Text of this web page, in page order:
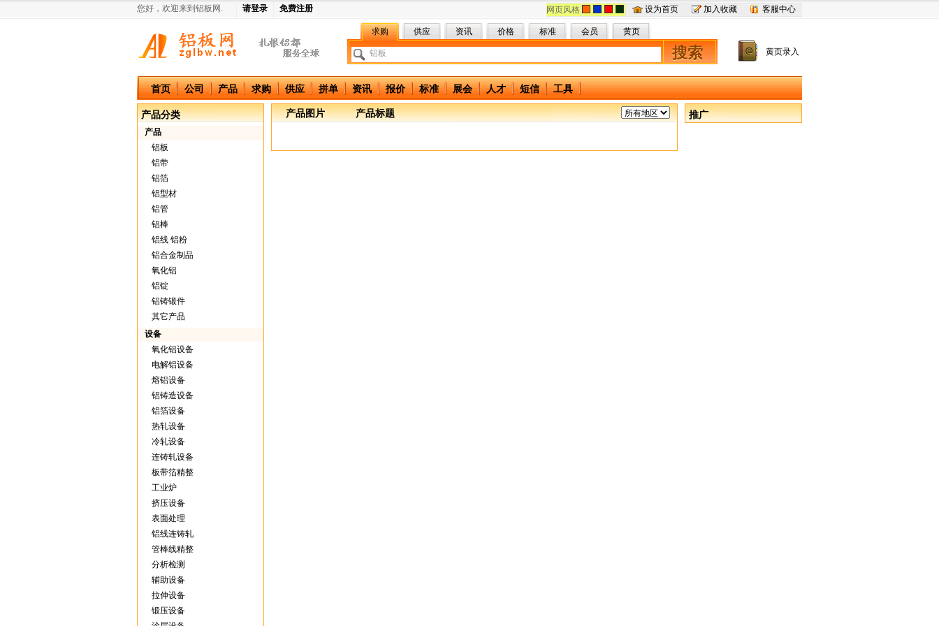
您好，欢迎来到铝板网. 请登录 免费注册 设为首页 加入收藏 客服中心
网页风格
中国铝板网
求购 供应 资讯 价格 标准 会员 黄页
搜索 黄页录入
首页 公司 产品 求购 供应 拼单 资讯 报价 标准 展会 人才 短信 工具
产品分类
产品
铝板
铝带
铝箔
铝型材
铝管
铝棒
铝线 铝粉
铝合金制品
氧化铝
铝锭
铝铸锻件
其它产品
设备
氧化铝设备
电解铝设备
熔铝设备
铝铸造设备
铝箔设备
热轧设备
冷轧设备
连铸轧设备
板带箔精整
工业炉
挤压设备
表面处理
铝线连铸轧
管棒线精整
分析检测
辅助设备
拉伸设备
锻压设备
产品图片 产品标题 推广